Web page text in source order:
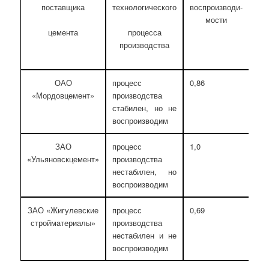
поставщика
цемента
технологического
процесса
производства
воспроизводи­
мости
ОАО
«Мордовцемент»
процесс
производства
стаби­лен, но не
воспроизводим
0,86
ЗАО
«Ульяновскцемент»
процесс
производства
неста­билен, но
воспроизводим
1,0
ЗАО «Жигулевские
стройматериалы»
процесс
производства
неста­билен и не
воспроизводим
0,69